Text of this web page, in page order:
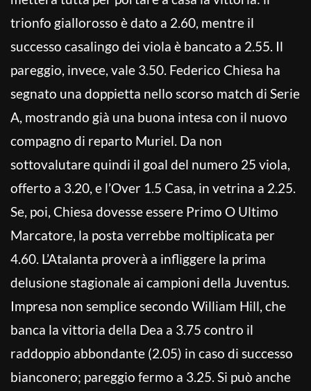
trionfo giallorosso è dato a 2.60, mentre il
successo casalingo dei viola è bancato a 2.55. Il
pareggio, invece, vale 3.50. Federico Chiesa ha
segnato una doppietta nello scorso match di Serie
A, mostrando già una buona intesa con il nuovo
compagno di reparto Muriel. Da non
sottovalutare quindi il goal del numero 25 viola,
offerto a 3.20, e l’Over 1.5 Casa, in vetrina a 2.25.
Se, poi, Chiesa dovesse essere Primo O Ultimo
Marcatore, la posta verrebbe moltiplicata per
4.60. L’Atalanta proverà a infliggere la prima
delusione stagionale ai campioni della Juventus.
Impresa non semplice secondo William Hill, che
banca la vittoria della Dea a 3.75 contro il
raddoppio abbondante (2.05) in caso di successo
bianconero; pareggio fermo a 3.25. Si può anche